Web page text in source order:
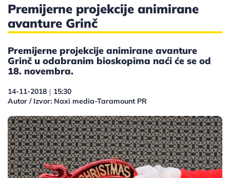
Premijerne projekcije animirane
avanture Grinč
Premijerne projekcije animirane avanture
Grinč u odabranim bioskopima naći će se od
18. novembra.
14-11-2018 | 15:30
Autor / Izvor: Naxi media-Taramount PR